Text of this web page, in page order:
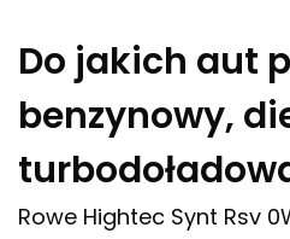
Do jakich aut
benzynowy,
Rowe Hightec Synt Rsv